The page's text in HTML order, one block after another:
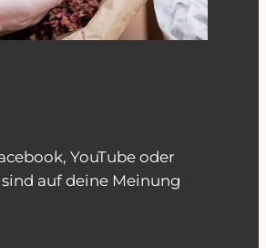
YouTube oder
auf deine Meinung